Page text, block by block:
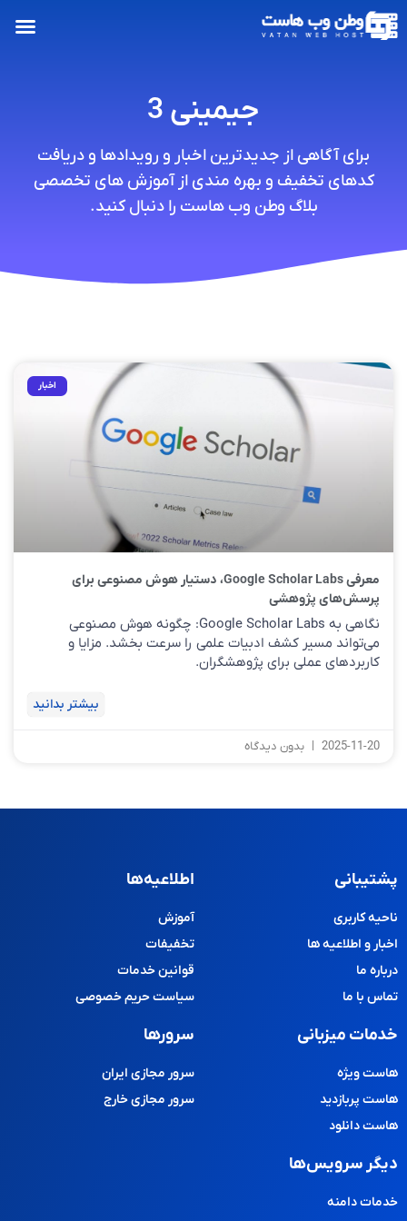
جیمینی 3
برای آگاهی از جدیدترین اخبار و رویدادها و دریافت
کدهای تخفیف و بهره مندی از آموزش های تخصصی
بلاگ وطن وب هاست را دنبال کنید.
اخبار
معرفی Google Scholar Labs، دستیار هوش مصنوعی برای
پرسش‌های پژوهشی
نگاهی به Google Scholar Labs: چگونه هوش مصنوعی
می‌تواند مسیر کشف ادبیات علمی را سرعت بخشد. مزایا و
کاربردهای عملی برای پژوهشگران.
بیشتر بدانید
2025-11-20 بدون دیدگاه
پشتیبانی
ناحیه کاربری
اخبار و اطلاعیه ها
درباره ما
تماس با ما
اطلاعیه‌ها
آموزش
تخفیفات
قوانین خدمات
سیاست حریم خصوصی
خدمات میزبانی
هاست ویژه
هاست پربازدید
هاست دانلود
سرورها
سرور مجازی ایران
سرور مجازی خارج
دیگر سرویس‌ها
خدمات دامنه